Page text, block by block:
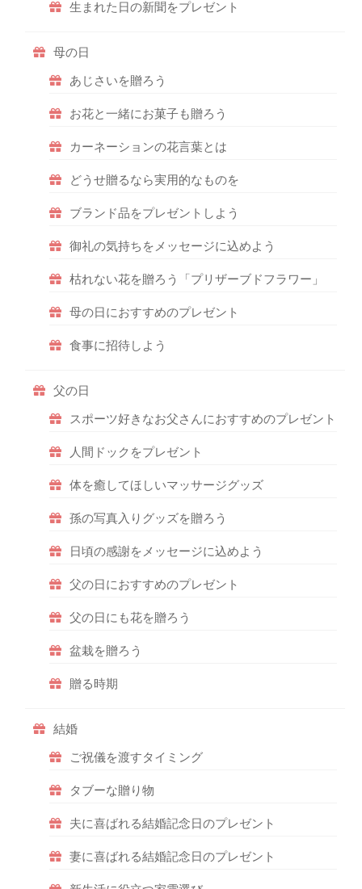
生まれた日の新聞をプレゼント
母の日
あじさいを贈ろう
お花と一緒にお菓子も贈ろう
カーネーションの花言葉とは
どうせ贈るなら実用的なものを
ブランド品をプレゼントしよう
御礼の気持ちをメッセージに込めよう
枯れない花を贈ろう「プリザーブドフラワー」
母の日におすすめのプレゼント
食事に招待しよう
父の日
スポーツ好きなお父さんにおすすめのプレゼント
人間ドックをプレゼント
体を癒してほしいマッサージグッズ
孫の写真入りグッズを贈ろう
日頃の感謝をメッセージに込めよう
父の日におすすめのプレゼント
父の日にも花を贈ろう
盆栽を贈ろう
贈る時期
結婚
ご祝儀を渡すタイミング
タブーな贈り物
夫に喜ばれる結婚記念日のプレゼント
妻に喜ばれる結婚記念日のプレゼント